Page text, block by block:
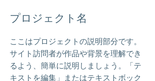
プロジェクト名
ここはプロジェクトの説明部分です。
サイト訪問者が作品や背景を理解でき
るよう、簡単に説明しましょう。「テ
キストを編集」またはテキストボック